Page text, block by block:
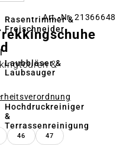
Rasentrimmer &
Freischneider
Laubbläser &
Laubsauger
Hochdruckreiniger
&
Terrassenreinigung
Art.-Nr. 21366648
&
46 47